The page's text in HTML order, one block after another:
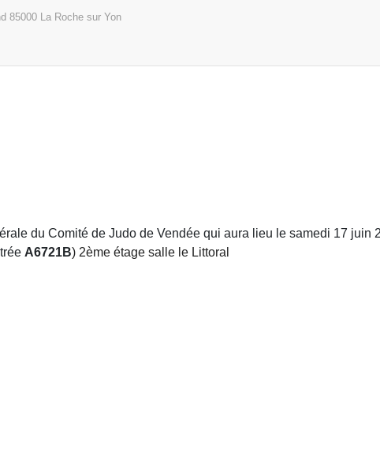
85000 La Roche sur Yon
du Comité de Judo de Vendée qui aura lieu le samedi 17 juin
A6721B) 2ème étage salle le Littoral